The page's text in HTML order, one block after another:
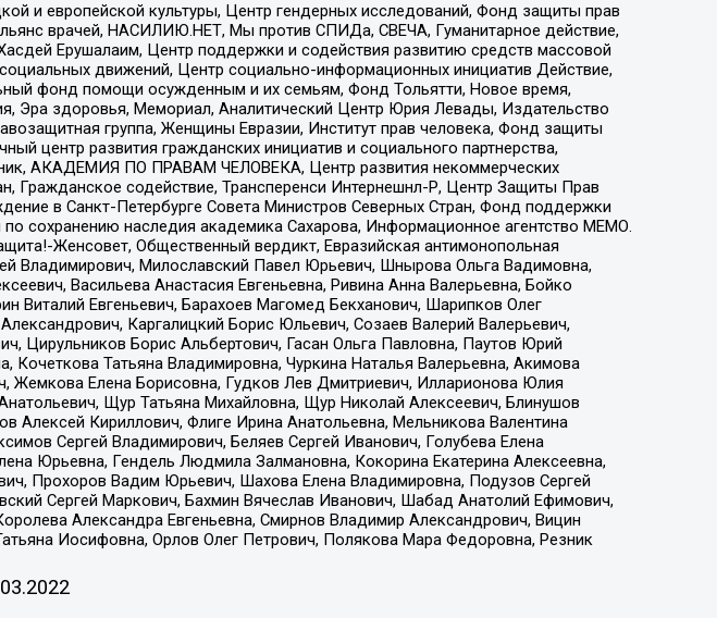
и европейской культуры, Центр гендерных исследований, Фонд защиты прав
врачей, НАСИЛИЮ.НЕТ, Мы против СПИДа, СВЕЧА, Гуманитарное действие,
Ерушалаим, Центр поддержки и содействия развитию средств массовой
движений, Центр социально-информационных инициатив Действие,
фонд помощи осужденным и их семьям, Фонд Тольятти, Новое время,
Эра здоровья, Мемориал, Аналитический Центр Юрия Левады, Издательство
группа, Женщины Евразии, Институт прав человека, Фонд защиты
центр развития гражданских инициатив и социального партнерства,
АКАДЕМИЯ ПО ПРАВАМ ЧЕЛОВЕКА, Центр развития некоммерческих
Гражданское содействие, Трансперенси Интернешнл-Р, Центр Защиты Прав
в Санкт-Петербурге Совета Министров Северных Стран, Фонд поддержки
сохранению наследия академика Сахарова, Информационное агентство МЕМО.
Женсовет, Общественный вердикт, Евразийская антимонопольная
Владимирович, Милославский Павел Юрьевич, Шнырова Ольга Вадимовна,
Васильева Анастасия Евгеньевна, Ривина Анна Валерьевна, Бойко
Виталий Евгеньевич, Барахоев Магомед Бекханович, Шарипков Олег
Каргалицкий Борис Юльевич, Созаев Валерий Валерьевич,
Цирульников Борис Альбертович, Гасан Ольга Павловна, Паутов Юрий
Татьяна Владимировна, Чуркина Наталья Валерьевна, Акимова
Жемкова Елена Борисовна, Гудков Лев Дмитриевич, Илларионова Юлия
Щур Татьяна Михайловна, Щур Николай Алексеевич, Блинушов
Алексей Кириллович, Флиге Ирина Анатольевна, Мельникова Валентина
Сергей Владимирович, Беляев Сергей Иванович, Голубева Елена
Юрьевна, Гендель Людмила Залмановна, Кокорина Екатерина Алексеевна,
Прохоров Вадим Юрьевич, Шахова Елена Владимировна, Подузов Сергей
Сергей Маркович, Бахмин Вячеслав Иванович, Шабад Анатолий Ефимович,
Александра Евгеньевна, Смирнов Владимир Александрович, Вицин
Иосифовна, Орлов Олег Петрович, Полякова Мара Федоровна, Резник